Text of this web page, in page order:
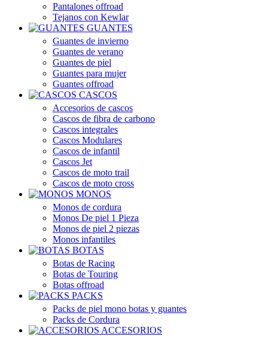
Pantalones offroad
Tejanos con Kewlar
GUANTES
Guantes de invierno
Guantes de verano
Guantes de piel
Guantes para mujer
Guantes offroad
CASCOS
Accesorios de cascos
Cascos de fibra de carbono
Cascos integrales
Cascos Modulares
Cascos de infantil
Cascos Jet
Cascos de moto trail
Cascos de moto cross
MONOS
Monos de cordura
Monos De piel 1 Pieza
Monos de piel 2 piezas
Monos infantiles
BOTAS
Botas de Racing
Botas de Touring
Botas offroad
PACKS
Packs de piel mono botas y guantes
Packs de Cordura
ACCESORIOS